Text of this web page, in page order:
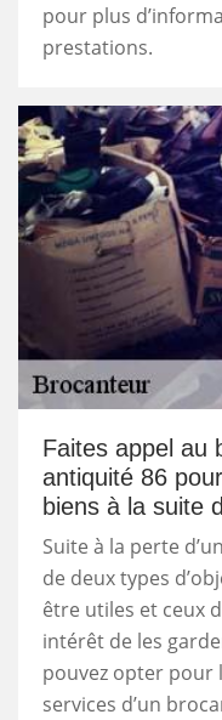
pour plus
prestations.
Faites appel au
antiquité 86
biens à la suite
Suite à la perte
de deux types
être utiles et ceux
intérêt de les
pouvez opter pour
services d’un